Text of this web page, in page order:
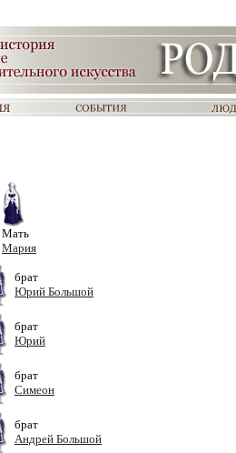
Мать
Мария
брат
Юрий Большой
брат
Юрий
брат
Симеон
брат
Андрей Большой